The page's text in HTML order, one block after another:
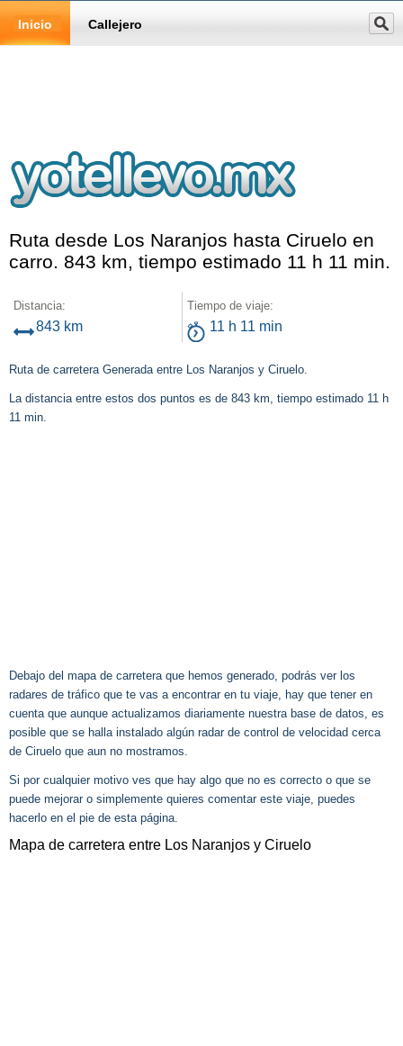
Inicio Callejero
Ruta desde Los Naranjos hasta Ciruelo en
carro. 843 km, tiempo estimado 11 h 11 min.
Distancia:
843 km
Tiempo de viaje:
11 h 11 min
Ruta de carretera Generada entre Los Naranjos y Ciruelo.
La distancia entre estos dos puntos es de 843 km, tiempo estimado 11 h
11 min.
Debajo del mapa de carretera que hemos generado, podrás ver los
radares de tráfico que te vas a encontrar en tu viaje, hay que tener en
cuenta que aunque actualizamos diariamente nuestra base de datos, es
posible que se halla instalado algún radar de control de velocidad cerca
de Ciruelo que aun no mostramos.
Si por cualquier motivo ves que hay algo que no es correcto o que se
puede mejorar o simplemente quieres comentar este viaje, puedes
hacerlo en el pie de esta página.
Mapa de carretera entre Los Naranjos y Ciruelo